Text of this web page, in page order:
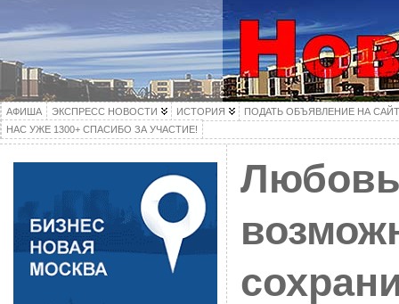
АФИША ЭКСПРЕСС НОВОСТИ ИСТОРИЯ
ПОДАТЬ ОБЪЯВЛЕНИЕ НА
НАС УЖЕ 1300+ СПАСИБО ЗА УЧАСТИЕ!